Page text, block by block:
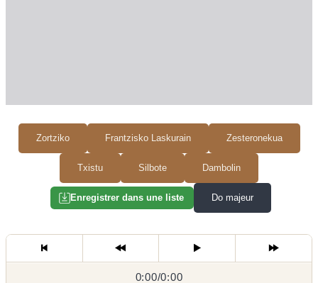
Zortziko Frantzisko Laskurain Zesteronekua
Txistu Silbote Dambolin
Enregistrer dans une liste Do majeur
0:00/
0:00/0:00